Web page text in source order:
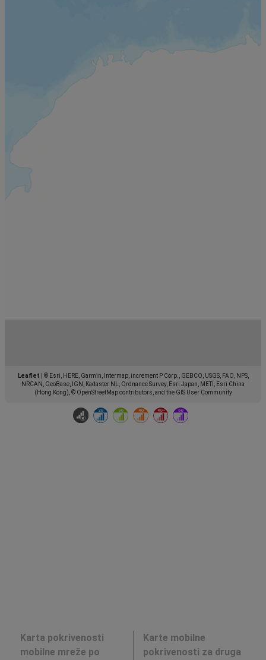
Leaflet
© Esri, HERE, Garmin, Intermap, increment P Corp., GEBCO, USGS, FAO, NPS,
NRCAN, GeoBase, IGN, Kadaster NL, Ordnance Survey, Esri Japan, METI, Esri China
(Hong Kong), © OpenStreetMap contributors, and the GIS User Community
Karta pokrivenosti
mobilne mreže po
Karte mobilne
pokrivenosti za druga